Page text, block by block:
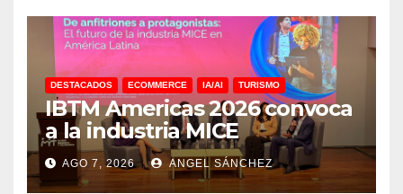
DESTACADOS ECOMMERCE IA/AI TURISMO
IBTM Americas 2026 convoca
a la industria MICE
AGO 7, 2026 ANGEL SÁNCHEZ